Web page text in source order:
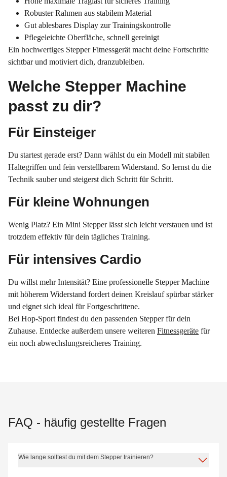
Robuster Rahmen aus stabilem Material
Gut ablesbares Display zur Trainingskontrolle
Pflegeleichte Oberfläche, schnell gereinigt
Ein hochwertiges Stepper Fitnessgerät macht deine Fortschritte
sichtbar und motiviert dich, dranzubleiben.
Welche Stepper Machine
passt zu dir?
Für Einsteiger
Du startest gerade erst? Dann wählst du ein Modell mit stabilen
Haltegriffen und fein verstellbarem Widerstand. So lernst du die
Technik sauber und steigerst dich Schritt für Schritt.
Für kleine Wohnungen
Wenig Platz? Ein Mini Stepper lässt sich leicht verstauen und ist
trotzdem effektiv für dein tägliches Training.
Für intensives Cardio
Du willst mehr Intensität? Eine professionelle Stepper Machine
mit höherem Widerstand fordert deinen Kreislauf spürbar stärker
und eignet sich ideal für Fortgeschrittene.
Bei Hop-Sport findest du den passenden Stepper für dein
Zuhause. Entdecke außerdem unsere weiteren Fitnessgeräte für
ein noch abwechslungsreicheres Training.
FAQ - häufig gestellte Fragen
Wie lange solltest du mit dem Stepper trainieren?